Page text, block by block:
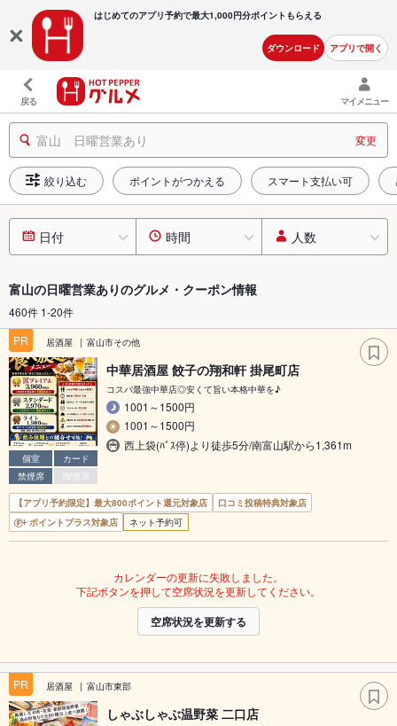
はじめてのアプリ予約で最大1,000円分ポイントもらえる
ダウンロード アプリで開く
戻る マイメニュー
富山 日曜営業あり 変更
絞り込む ポイントがつかえる スマート支払い可
日付 時間 人数
富山の日曜営業ありのグルメ・クーポン情報
460件 1-20件
PR
居酒屋 富山市その他
個室
カード
禁煙席
喫煙席
中華居酒屋 餃子の翔和軒 掛尾町店
コスパ最強中華店◎安くて旨い本格中華を♪
1001～1500円
1001～1500円
西上袋(ﾊﾞｽ停)より徒歩5分/南富山駅から1,361m
【アプリ予約限定】最大800ポイント還元対象店
口コミ投稿特典対象店
ポイントプラス対象店
ネット予約可
カレンダーの更新に失敗しました。
下記ボタンを押して空席状況を更新してください。
空席状況を更新する
PR 居酒屋 富山市東部
しゃぶしゃぶ温野菜 二口店